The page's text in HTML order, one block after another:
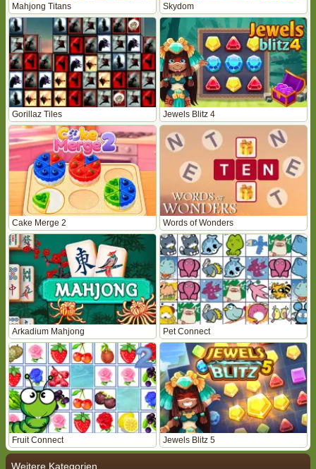
Mahjong Titans Skydom
Gorillaz Tiles Jewels Blitz 4
Cake Merge 2 Words of Wonders
Arkadium Mahjong Pet Connect
Fruit Connect Jewels Blitz 5
Weitere Kategorien